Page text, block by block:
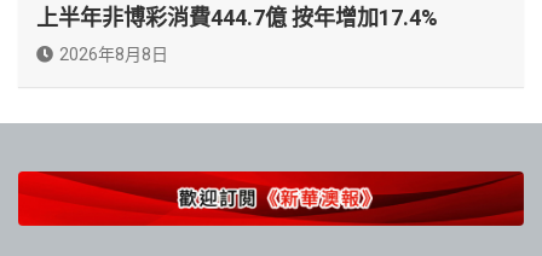
上半年非博彩消費444.7億 按年增加17.4%
2026年8月8日